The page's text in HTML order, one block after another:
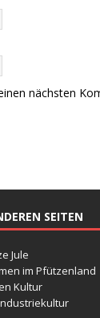
nächsten
SEITEN
Jule
im Pfützenland
Kultur